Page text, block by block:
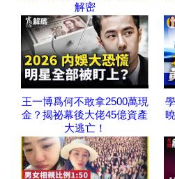
解密
王一博爲何不敢拿2500萬現
金？揭祕幕後大佬45億資產
大逃亡！